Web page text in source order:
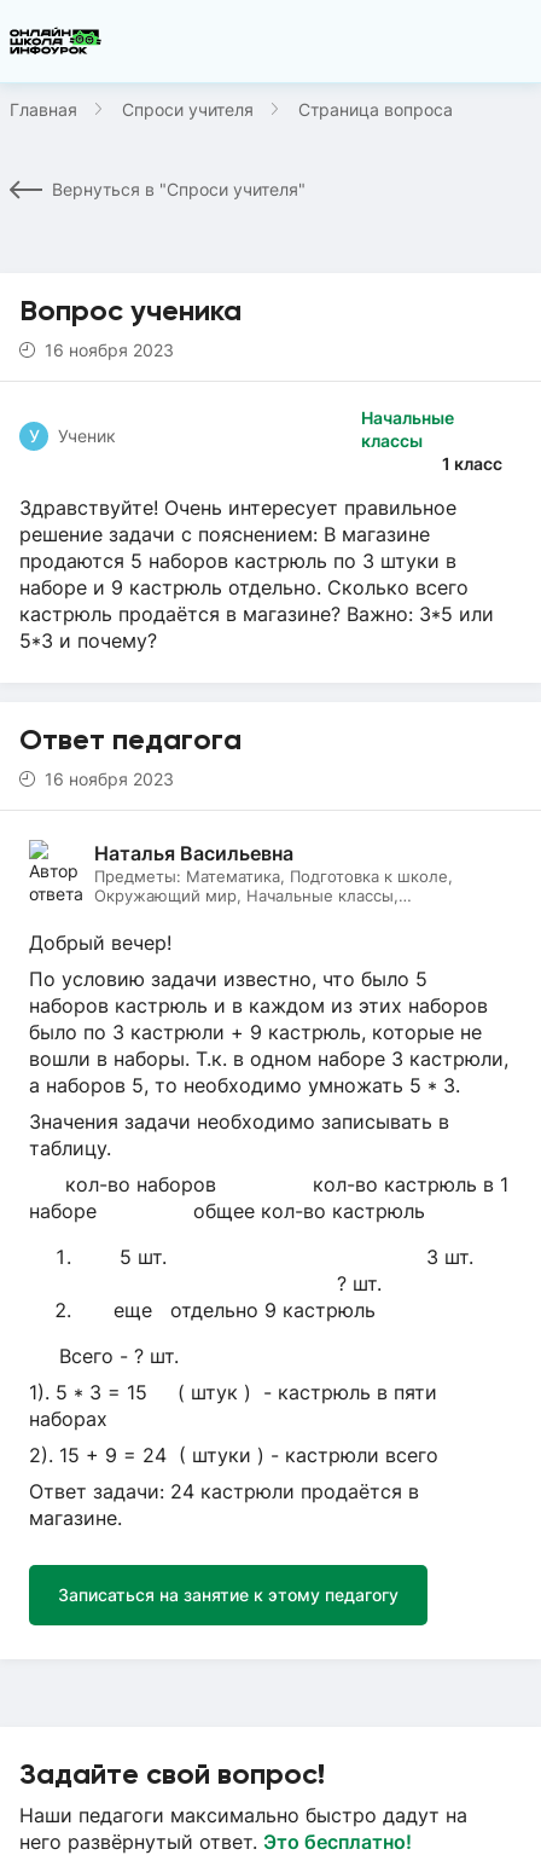
Главная Спроси учителя Страница вопроса
Вернуться в "Спроси учителя"
Вопрос ученика
16 ноября 2023
Начальные
классы
1 класс
У Ученик
Здравствуйте! Очень интересует правильное
решение задачи с пояснением: В магазине
продаются 5 наборов кастрюль по 3 штуки в
наборе и 9 кастрюль отдельно. Сколько всего
кастрюль продаётся в магазине?​ Важно: 3*5 или
5*3 и почему?
Ответ педагога
16 ноября 2023
Наталья Васильевна
Предметы: Математика, Подготовка к школе,
Окружающий мир, Начальные классы,
Добрый вечер!
По условию задачи известно, что было 5
наборов кастрюль и в каждом из этих наборов
было по 3 кастрюли + 9 кастрюль, которые не
вошли в наборы. Т.к. в одном наборе 3 кастрюли,
а наборов 5, то необходимо умножать 5 * 3.
Значения задачи необходимо записывать в
таблицу.
кол-во наборов кол-во кастрюль в 1
наборе общее кол-во кастрюль
5 шт. 3 шт.
? шт.
еще отдельно 9 кастрюль
Всего - ? шт.
1). 5 * 3 = 15 ( штук ) - кастрюль в пяти
наборах
2). 15 + 9 = 24 ( штуки ) - кастрюли всего
Ответ задачи: 24 кастрюли продаётся в
магазине.
Записаться на занятие к этому педагогу
Задайте свой вопрос!
Наши педагоги максимально быстро дадут на
него развёрнутый ответ. Это бесплатно!